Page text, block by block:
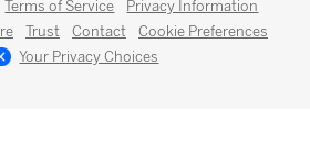
Terms of Service
Privacy Information
Trust Contact
Cookie Preferences
Your Privacy Choices